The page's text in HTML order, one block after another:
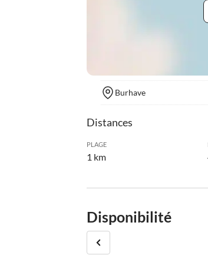
Burhave
Distances
PLAGE
1 km
Disponibilité